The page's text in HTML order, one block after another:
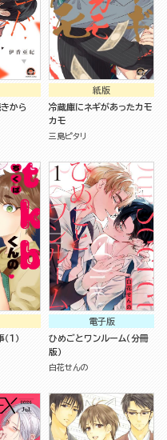
から
紙版
冷蔵庫にネギがあったカモ
カモ
三島ピタリ
１）
電子版
ひめごとワンルーム（分冊
版）
白花せんの